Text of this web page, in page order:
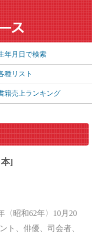
]
〈昭和62年〉10月20
ト、俳優、司会者、
年月日で検索
種リスト
籍売上ランキング